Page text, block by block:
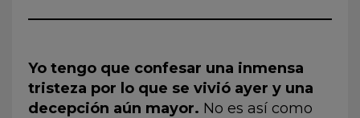
Yo tengo que confesar una inmensa
tristeza por lo que se vivió ayer y una
decepción aún mayor. No es así como